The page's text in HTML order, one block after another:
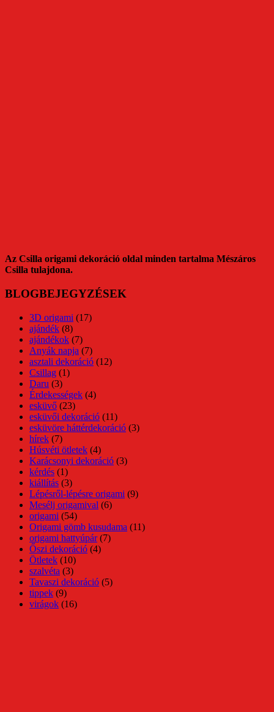
Az Csilla origami dekoráció oldal minden tartalma Mészáros
Csilla tulajdona.
BLOGBEJEGYZÉSEK
3D origami (17)
ajándék (8)
ajándékok (7)
Anyák napja (7)
asztali dekoráció (12)
Csillag (1)
Daru (3)
Érdekességek (4)
esküvő (23)
esküvői dekoráció (11)
esküvöre háttérdekoráció (3)
hírek (7)
Húsvéti ötletek (4)
Karácsonyi dekoráció (3)
kérdés (1)
kiállítás (3)
Lépésről-lépésre origami (9)
Mesélj origamival (6)
origami (54)
Origami gömb kusudama (11)
origami hattyúpár(7)
Őszi dekoráció (4)
Ötletek (10)
szalvéta (3)
Tavaszi dekoráció (5)
tippek (9)
virágok (16)